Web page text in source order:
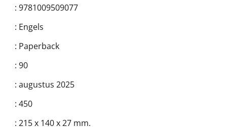
: 9781009509077
: Engels
: Paperback
: 90
: augustus 2025
: 450
: 215 x 140 x 27 mm.